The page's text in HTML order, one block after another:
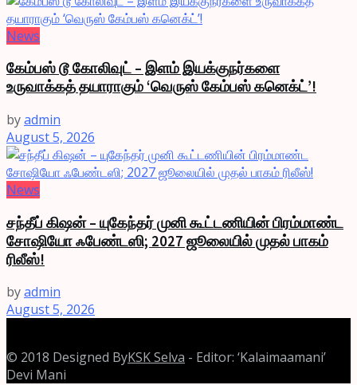
News
கேம்பஸ் டூ கோலிவுட் – இளம் இயக்குநர்களை
உருவாக்கத் தயாராகும் ‘வெருஸ் கேம்பஸ் கனெக்ட்’!
byadmin
August 5, 2026
News
சந்தீப் கிஷன் – யுகேந்தர் முனி கூட்டணியின் பிரம்மாண்ட
சோஷியோ ஃபேண்டஸி; 2027 ஜூலையில் முதல் பாகம்
ரிலீஸ்!
byadmin
August 5, 2026
© 2018 Designed ByKSK Selva - Editor: ‘Kalaimaamani’
Devi Mani